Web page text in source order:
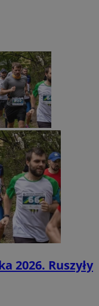
2026. Ruszyły